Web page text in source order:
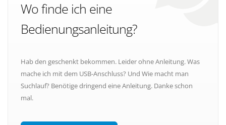
Wo finde ich eine
Bedienungsanleitung?
Hab den geschenkt bekommen. Leider ohne Anleitung. Was
mache ich mit dem USB-Anschluss? Und Wie macht man
Suchlauf? Benötige dringend eine Anleitung. Danke schon
mal.